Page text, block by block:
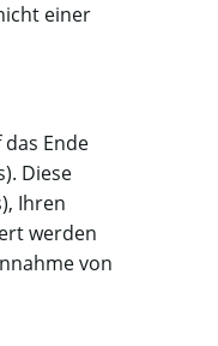
einer
Ende
Diese
Ihren
werden
von